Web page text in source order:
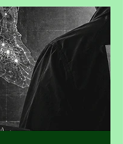
de conflictos, crisis
alimentaria y
al advertir que el mundo
a cada desastre
independiente.
que las guerras y el
agravan las
de vida de millones de pe